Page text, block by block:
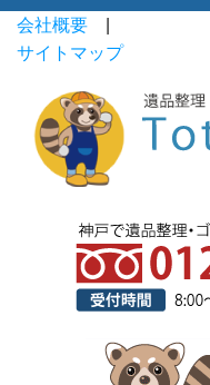
会社概要
サイトマップ